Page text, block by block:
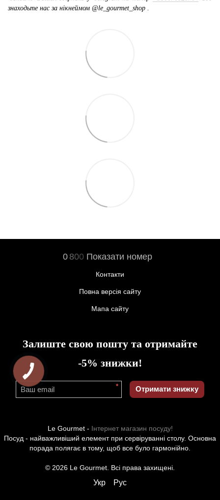
знаходьте нас за нікнеймом @le_gourmet_shop .
0 800 Показати номер
Контакти
Повна версія сайту
Мапа сайту
Залиште свою пошту та отримайте
-5% знижки!
* Отримати знижку
Le Gourmet - Інтернет магазин посуду!
Посуд - найважливіший елемент при сервіруванні столу. Основна
порада полягає в тому, щоб все було гармонійно.
© 2026 Le Gourmet. Всі права захищені.
Укр Рус